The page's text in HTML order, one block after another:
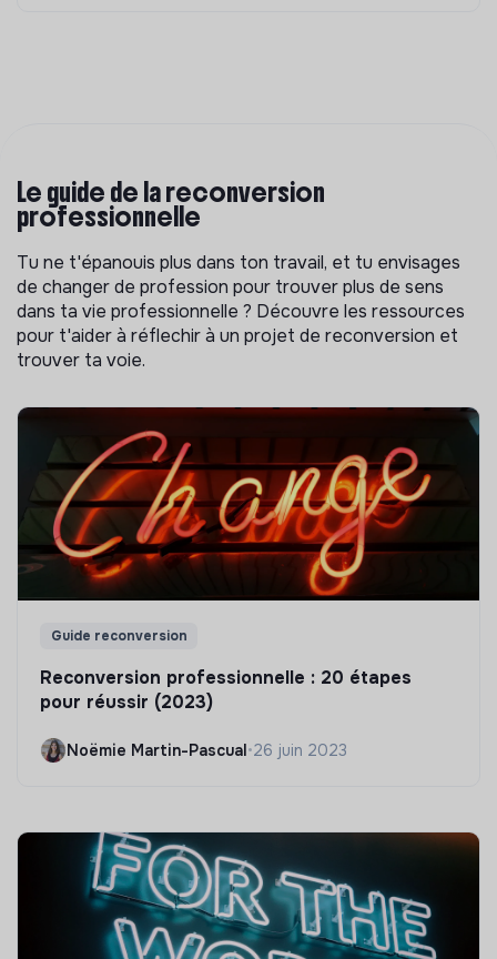
Le guide de la reconversion
professionnelle
Tu ne t'épanouis plus dans ton travail, et tu envisages
de changer de profession pour trouver plus de sens
dans ta vie professionnelle ? Découvre les ressources
pour t'aider à réflechir à un projet de reconversion et
trouver ta voie.
Guide reconversion
Reconversion professionnelle : 20 étapes
pour réussir (2023)
Noëmie Martin-Pascual•26 juin 2023